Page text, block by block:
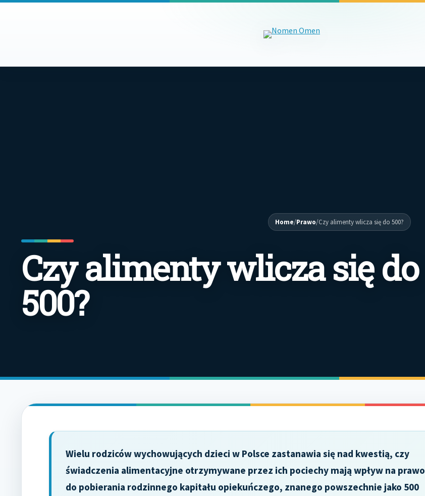
Home/Prawo/Czy alimenty wlicza się do 500?
Czy alimenty wlicza się do
500?
Wielu rodziców wychowujących dzieci w Polsce zastanawia się nad kwestią, czy
świadczenia alimentacyjne otrzymywane przez ich pociechy mają wpływ na prawo
do pobierania rodzinnego kapitału opiekuńczego, znanego powszechnie jako 500